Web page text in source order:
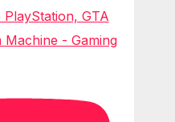
PlayStation, GTA
Machine - Gaming